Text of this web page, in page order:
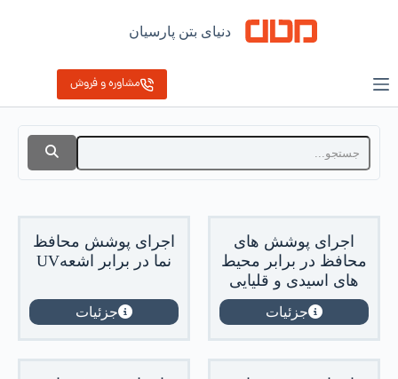
دنیای بتن پارسیان
مشاوره و فروش
اجرای پوشش های
محافظ در برابر محیط
های اسیدی و قلیایی
جزئیات
اجرای پوشش محافظ
نما در برابر اشعهUV
جزئیات